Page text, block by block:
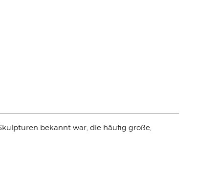
bekannt war, die häufig große,